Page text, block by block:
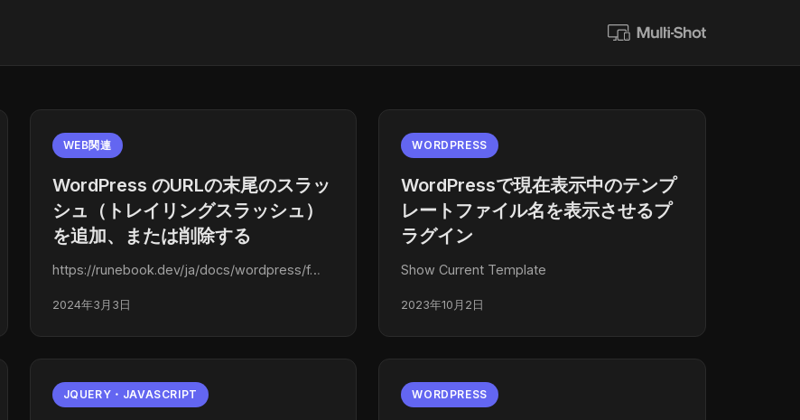
WEB関連
WordPress のURLの末尾のスラッ
シュ（トレイリングスラッシュ）
を追加、または削除する
https://runebook.dev/ja/docs/wordpress/f…
2024年3月3日
WORDPRESS
WordPressで現在表示中のテンプ
レートファイル名を表示させるプ
ラグイン
Show Current Template
2023年10月2日
JQUERY・JAVASCRIPT WORDPRESS